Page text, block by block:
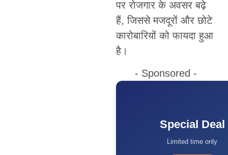
पर रोजगार के अवसर बढ़े
हैं, जिससे मजदूरों और छोटे
कारोबारियों को फायदा हुआ
है।
- Sponsored -
Special Deal
Limited time only